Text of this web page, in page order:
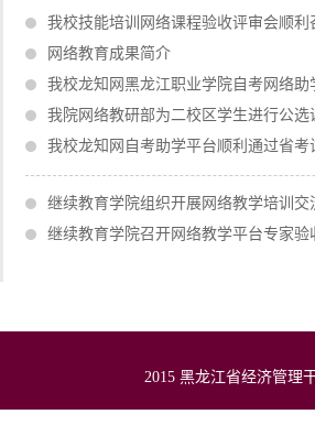
我校技能培训网络课程验收评审会顺利
网络教育成果简介
我校龙知网黑龙江职业学院自考网络助
我院网络教研部为二校区学生进行公选
我校龙知网自考助学平台顺利通过省考
继续教育学院组织开展网络教学培训交
继续教育学院召开网络教学平台专家验
2015 黑龙江省经济管理